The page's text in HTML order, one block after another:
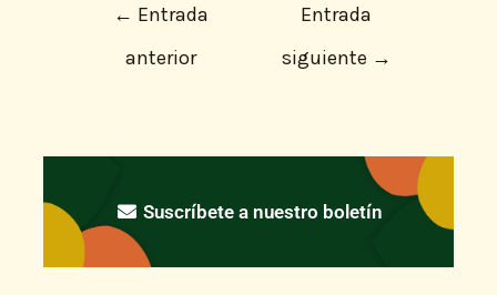
← Entrada
anterior
Entrada
siguiente →
Suscríbete a nuestro boletín